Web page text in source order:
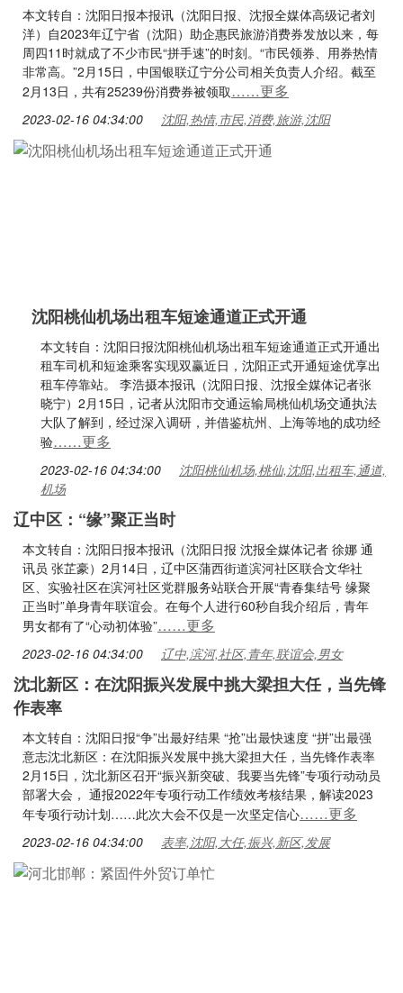
本文转自：沈阳日报本报讯（沈阳日报、沈报全媒体高级记者刘
洋）自2023年辽宁省（沈阳）助企惠民旅游消费券发放以来，每
周四11时就成了不少市民“拼手速”的时刻。“市民领券、用券热情
非常高。”2月15日，中国银联辽宁分公司相关负责人介绍。截至
2月13日，共有25239份消费券被领取……更多
2023-02-16 04:34:00 沈阳,热情,市民,消费,旅游,沈阳
沈阳桃仙机场出租车短途通道正式开通
本文转自：沈阳日报沈阳桃仙机场出租车短途通道正式开通出
租车司机和短途乘客实现双赢近日，沈阳正式开通短途优享出
租车停靠站。 李浩摄本报讯（沈阳日报、沈报全媒体记者张
晓宁）2月15日，记者从沈阳市交通运输局桃仙机场交通执法
大队了解到，经过深入调研，并借鉴杭州、上海等地的成功经
验……更多
2023-02-16 04:34:00
沈阳桃仙机场,桃仙,沈阳,出租车,通道,
机场
辽中区：“缘”聚正当时
本文转自：沈阳日报本报讯（沈阳日报 沈报全媒体记者 徐娜 通
讯员 张芷豪）2月14日，辽中区蒲西街道滨河社区联合文华社
区、实验社区在滨河社区党群服务站联合开展“青春集结号 缘聚
正当时”单身青年联谊会。在每个人进行60秒自我介绍后，青年
男女都有了“心动初体验”……更多
2023-02-16 04:34:00 辽中,滨河,社区,青年,联谊会,男女
沈北新区：在沈阳振兴发展中挑大梁担大任，当先锋
作表率
本文转自：沈阳日报“争”出最好结果 “抢”出最快速度 “拼”出最强
意志沈北新区：在沈阳振兴发展中挑大梁担大任，当先锋作表率
2月15日，沈北新区召开“振兴新突破、我要当先锋”专项行动动员
部署大会， 通报2022年专项行动工作绩效考核结果，解读2023
年专项行动计划……此次大会不仅是一次坚定信心……更多
2023-02-16 04:34:00 表率,沈阳,大任,振兴,新区,发展